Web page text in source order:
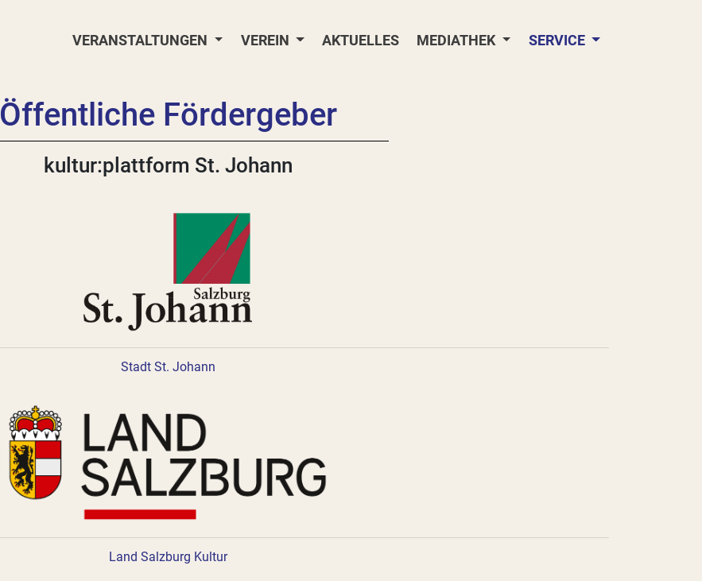
VERANSTALTUNGEN VEREIN AKTUELLES MEDIATHEK SERVICE
Öffentliche Fördergeber
kultur:plattform St. Johann
Stadt St. Johann
Land Salzburg Kultur